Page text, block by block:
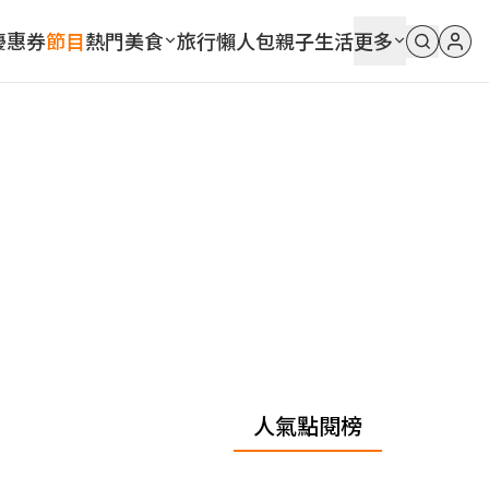
惠券節目熱門美食 旅行懶人包親子生活更多
人氣點閱榜